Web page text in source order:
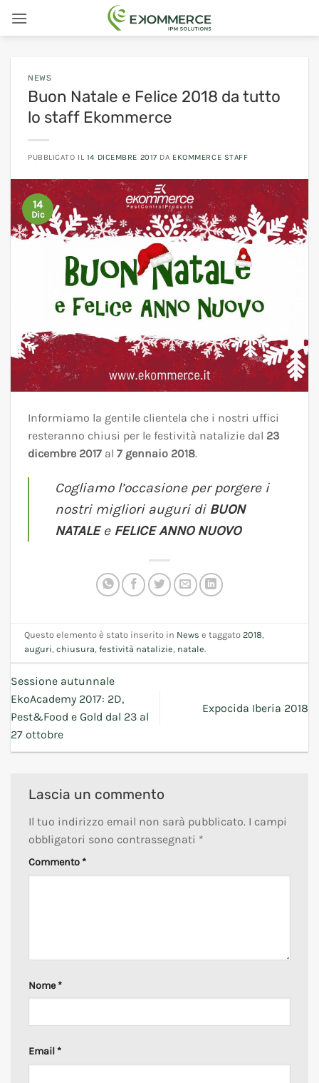
NEWS
Buon Natale e Felice 2018 da tutto
lo staff Ekommerce
PUBBLICATO IL 14 DICEMBRE 2017 DA EKOMMERCE STAFF
14
Dic
Informiamo la gentile clientela che i nostri uffici
resteranno chiusi per le festività natalizie dal 23
dicembre 2017 al 7 gennaio 2018.
Cogliamo l’occasione per porgere i
nostri migliori auguri di BUON
NATALEe FELICE ANNO NUOVO
Questo elemento è stato inserito in News e taggato2018,
auguri,chiusura,festività natalizie, natale.
Sessione autunnale
EkoAcademy 2017: 2D,
Pest&Food e Gold dal 23 al
27 ottobre
Expocida Iberia 2018
Lascia un commento
Il tuo indirizzo email non sarà pubblicato. I campi
obbligatori sono contrassegnati *
Commento *
Nome*
Email *